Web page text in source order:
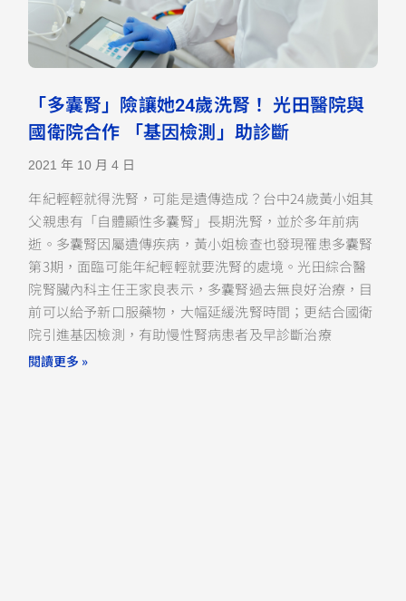
「多囊腎」險讓她24歲洗腎！ 光田醫院與
國衛院合作 「基因檢測」助診斷
2021 年 10 月 4 日
年紀輕輕就得洗腎，可能是遺傳造成？台中24歲黃小姐其
父親患有「自體顯性多囊腎」長期洗腎，並於多年前病
逝。多囊腎因屬遺傳疾病，黃小姐檢查也發現罹患多囊腎
第3期，面臨可能年紀輕輕就要洗腎的處境。光田綜合醫
院腎臟內科主任王家良表示，多囊腎過去無良好治療，目
前可以給予新口服藥物，大幅延緩洗腎時間；更結合國衛
院引進基因檢測，有助慢性腎病患者及早診斷治療
閱讀更多 »